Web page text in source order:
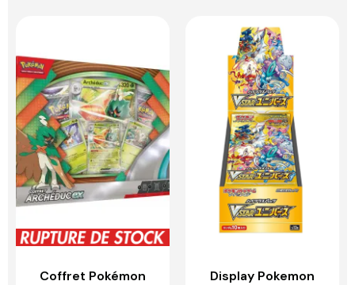
Coffret Pokémon
Display Pokemon